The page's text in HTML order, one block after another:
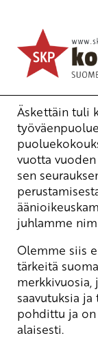
Puhe
Ajankohtaista
2.12.2006 -
Äskettäin tuli
vuotta vuoden
sen
juhlamme
Olemme siis
tärkeitä
saavutuksia
pohdittu ja
alaisesti.